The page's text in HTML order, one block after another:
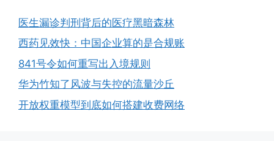
医生漏诊判刑背后的医疗黑暗森林
西药见效快：中国企业算的是合规账
841号令如何重写出入境规则
华为竹知了风波与失控的流量沙丘
开放权重模型到底如何搭建收费网络